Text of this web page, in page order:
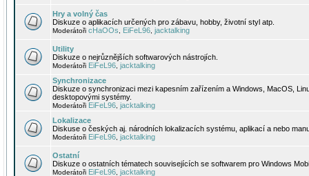
Hry a volný čas
Diskuze o aplikacích určených pro zábavu, hobby, životní styl atp.
Moderátoři cHaOOs EiFeL96 jacktalking
Utility
Diskuze o nejrůznějších softwarových nástrojích.
Moderátoři EiFeL96 jacktalking
Synchronizace
Diskuze o synchronizaci mezi kapesním zařízením a Windows, MacOS,
desktopovými systémy.
Moderátoři EiFeL96 jacktalking
Lokalizace
Diskuse o českých aj. národních lokalizacích systému, aplikací a nebo
Moderátoři EiFeL96 jacktalking
Ostatní
Diskuze o ostatních tématech souvisejících se softwarem pro Windows
Moderátoři EiFeL96 jacktalking